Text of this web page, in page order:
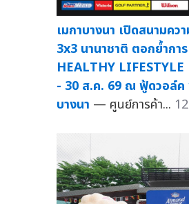
เมกาบางนา เปิดสนามค
3x3 นานาชาติ ตอกย้ำกา
HEALTHY
- 30 ส.ค. 69 ณ ฟู้ดวอล์ค
บางนา — ศูนย์การค้า...